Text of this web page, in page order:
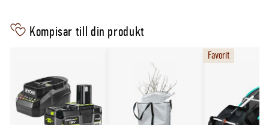
förvaring
Låg vikt och gummerat grepp underlättar
längre användning
Teknisk information
Kompisar till din produkt
Favorit